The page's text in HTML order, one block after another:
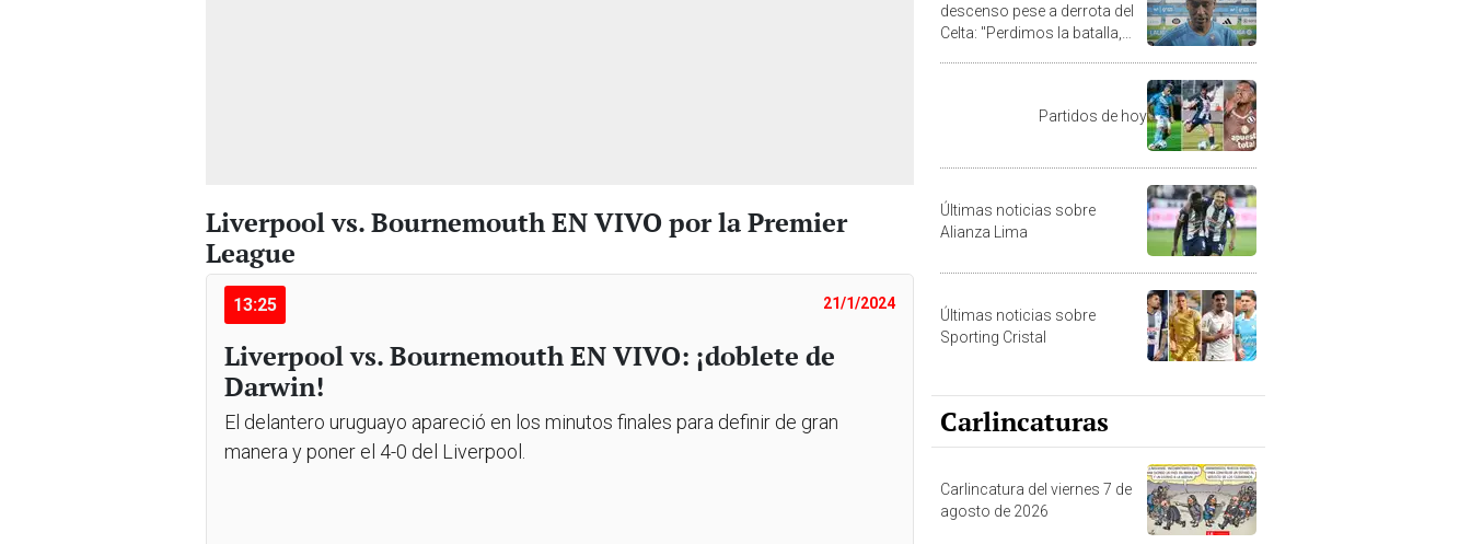
Liverpool vs. Bournemouth EN VIVO por la Premier
League
13:25 21/1/2024
Liverpool vs. Bournemouth EN VIVO: ¡doblete de
Darwin!
El delantero uruguayo apareció en los minutos finales para definir de gran
manera y poner el 4-0 del Liverpool.
descenso pese a derrota del
Celta: "Perdimos la batalla,
Partidos de hoy
Últimas noticias sobre
Alianza Lima
Últimas noticias sobre
Sporting Cristal
Carlincaturas
Carlincatura del viernes 7 de
agosto de 2026